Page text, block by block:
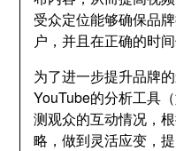
受众定位能够确保品
户，并且在正确的时
为了进一步提升品牌
YouTube的分析工具
测观众的互动情况，
略，做到灵活应变，提